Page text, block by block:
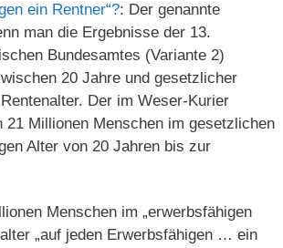
ein Rentner“?: Der genannte
man die Ergebnisse der 13.
Bundesamtes (Variante 2)
20 Jahre und gesetzlicher
Der im Weser-Kurier
Millionen Menschen im gesetzlichen
Alter von 20 Jahren bis zur
Menschen im „erwerbsfähigen
„auf jeden Erwerbsfähigen … ein